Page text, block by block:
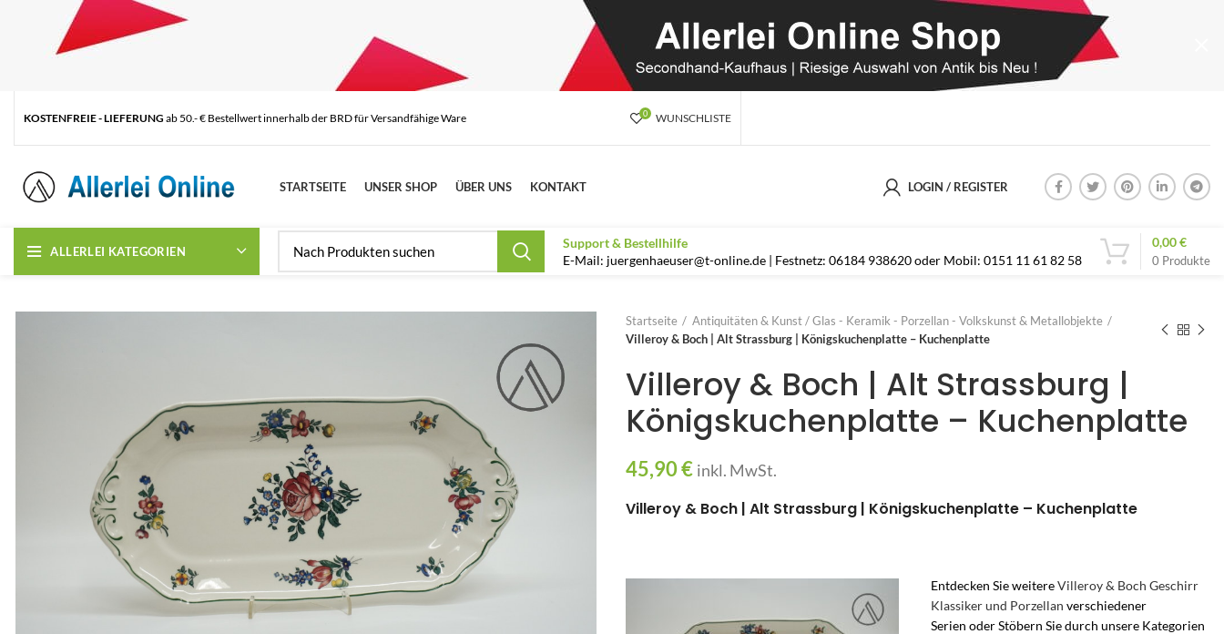
KOSTENFREIE - LIEFERUNG ab 50.- € Bestellwert innerhalb der BRD für Versandfähige Ware 0 WUNSCHLISTE
STARTSEITE UNSER SHOP ÜBER UNS KONTAKT LOGIN / REGISTER
ALLERLEI KATEGORIEN
Support & Bestellhilfe
E-Mail: juergenhaeuser@t-online.de | Festnetz: 06184 938620 oder Mobil: 0151 11 61 82 58
0 Produkte
0,00€
Startseite
Antiquitäten & Kunst / Glas - Keramik - Porzellan - Volkskunst & Metallobjekte
Villeroy & Boch | Alt Strassburg | Königskuchenplatte – Kuchenplatte
Villeroy & Boch | Alt Strassburg |
Königskuchenplatte – Kuchenplatte
45,90€ inkl. MwSt.
Villeroy & Boch | Alt Strassburg | Königskuchenplatte – Kuchenplatte
Entdecken Sie weitereVilleroy & Boch Geschirr
Klassiker und Porzellan verschiedener
Serien oder Stöbern Sie durch unsere Kategorien